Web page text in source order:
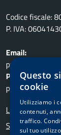
Codice fiscale:
P. IVA:
Email:
Pec:
Leggi le FAQ
Segnalazione
Questo
cookie
Utilizziamo i
contenuti,
traffico.
sul tuo